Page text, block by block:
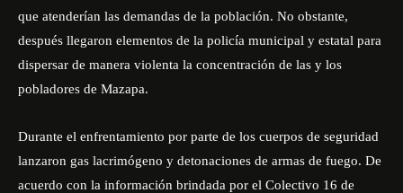
que atenderían las demandas de la población. No obstante,
después llegaron elementos de la policía municipal y estatal para
dispersar de manera violenta la concentración de las y los
pobladores de Mazapa.
Durante el enfrentamiento por parte de los cuerpos de seguridad
lanzaron gas lacrimógeno y detonaciones de armas de fuego. De
acuerdo con la información brindada por el Colectivo 16 de